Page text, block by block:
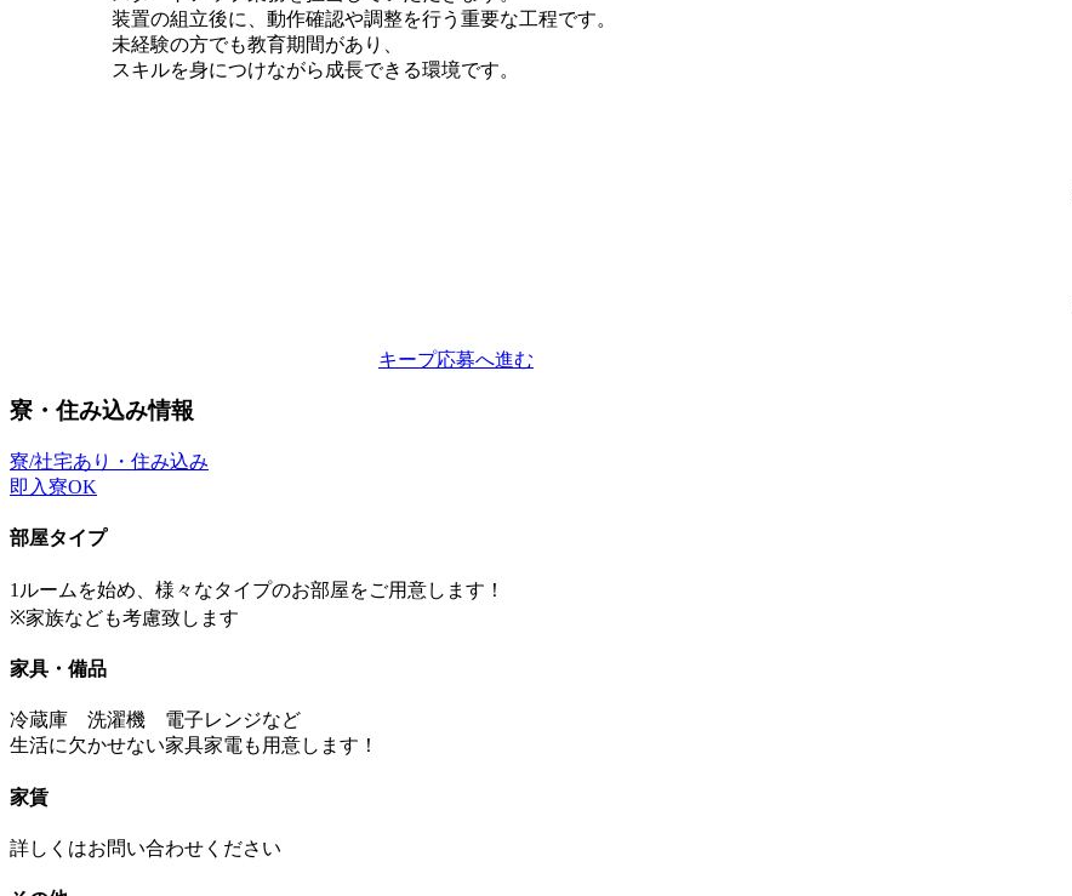
装置の組立後に、動作確認や調整を行う重要な工程です。
未経験の方でも教育期間があり、
スキルを身につけながら成長できる環境です。
キープ応募へ進む
寮・住み込み情報
寮/社宅あり・住み込み
即入寮OK
部屋タイプ
1ルームを始め、様々なタイプのお部屋をご用意します！
※家族なども考慮致します
家具・備品
冷蔵庫 洗濯機 電子レンジなど
生活に欠かせない家具家電も用意します！
家賃
詳しくはお問い合わせください